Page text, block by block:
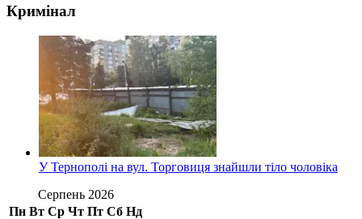
Кримінал
У Тернополі на вул. Торговиця знайшли тіло чоловіка
Серпень 2026
Пн Вт Ср Чт Пт Сб Нд